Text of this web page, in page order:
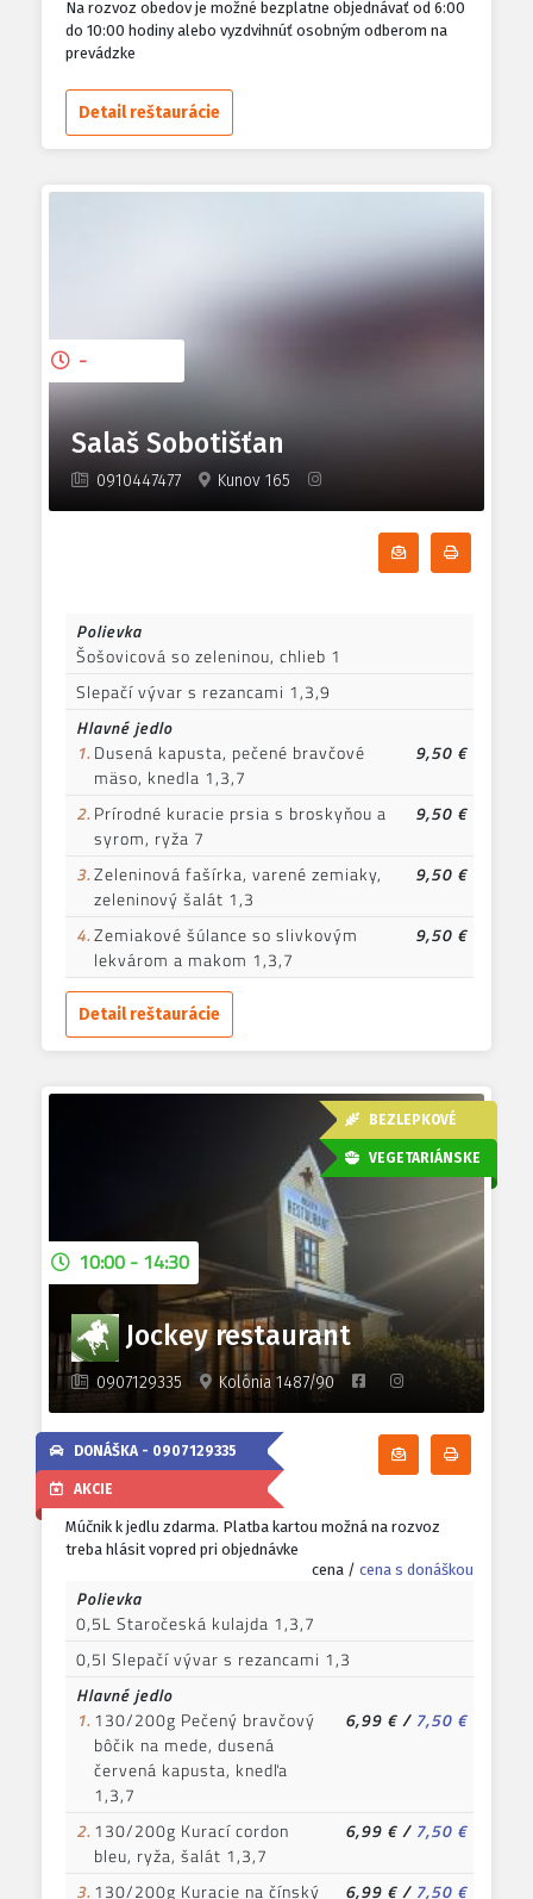
Na rozvoz obedov je možné bezplatne objednávať od 6:00
do 10:00 hodiny alebo vyzdvihnúť osobným odberom na
prevádzke
Detail reštaurácie
Salaš Sobotišťan
0910447477 Kunov 165
Odoberať
-
Polievka
Šošovicová so zeleninou, chlieb 1
Slepačí vývar s rezancami 1,3,9
Hlavné jedlo
1. Dusená kapusta, pečené bravčové
mäso, knedla 1,3,7
9,50 €
2. Prírodné kuracie prsia s broskyňou a
syrom, ryža 7
9,50 €
3.Zeleninová fašírka, varené zemiaky,
zeleninový šalát 1,3
9,50 €
4.Zemiakové šúlance so slivkovým
lekvárom a makom 1,3,7
9,50 €
Detail reštaurácie
BEZLEPKOVÉ
VEGETARIÁNSKE
Jockey restaurant
0907129335 Kolónia 1487/90
Odoberať
DONÁŠKA - 0907129335
AKCIE
10:00 - 14:30
Múčnik k jedlu zdarma. Platba kartou možná na rozvoz
treba hlásit vopred pri objednávke
cena / cena s donáškou
Polievka
0,5L Staročeská kulajda 1,3,7
0,5l Slepačí vývar s rezancami 1,3
Hlavné jedlo
1. 130/200g Pečený bravčový
bôčik na mede, dusená
červená kapusta, knedľa
1,3,7
6,99 €/ 7,50 €
2. 130/200g Kurací cordon
bleu, ryža, šalát 1,3,7
6,99 €/ 7,50 €
3. 130/200g Kuracie na čínský 6,99 €/ 7,50 €